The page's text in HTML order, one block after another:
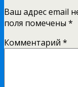
Ваш адрес email
поля помечены *
Комментарий *